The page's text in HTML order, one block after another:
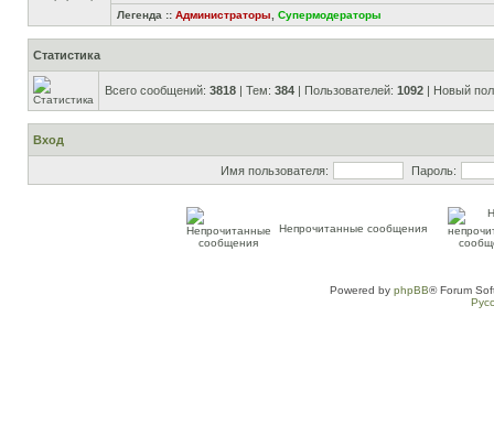
Легенда :: Администраторы Супермодераторы
Статистика
Всего сообщений: 3818 | Тем: 384 | Пользователей: 1092 | Новый
Вход
Имя пользователя: Пароль:
Непрочитанные сообщения
Powered by phpBB® Forum